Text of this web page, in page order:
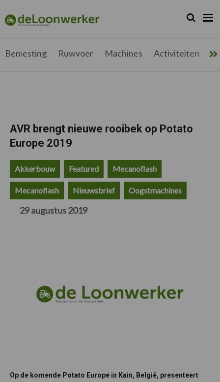
de
hoofdnavigatie
de
hoofd
de
eerste
de
voettekst
deloonwerker.be Zoeken...
Zoek
Bemesting Ruwvoer Machines Activiteiten
AVR brengt nieuwe rooibek op Potato
Europe 2019
Akkerbouw Featured Mecanoflash
Mecanoflash Nieuwsbrief Oogstmachines
29 augustus 2019
Op de komende Potato Europe in Kain, België, presenteert